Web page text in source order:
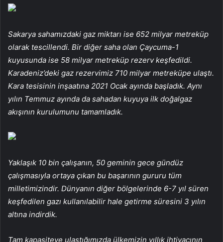
Sakarya sahamızdaki gaz miktarı ise 652 milyar metreküp
olarak tescillendi. Bir diğer saha olan Çaycuma-1
kuyusunda ise 58 milyar metreküp rezerv keşfedildi.
Karadeniz’deki gaz rezervimiz 710 milyar metreküpe ulaştı.
Kara tesisinin inşaatına 2021 Ocak ayında başladık. Aynı
yılın Temmuz ayında da sahadan kuyuya ilk doğalgaz
akışının kurulumunu tamamladık.
Yaklaşık 10 bin çalışanın, 50 geminin gece gündüz
çalışmasıyla ortaya çıkan bu başarının gururu tüm
milletimizindir. Dünyanın diğer bölgelerinde 6-7 yıl süren
keşfedilen gazı kullanılabilir hale getirme süresini 3 yılın
altına indirdik.
Tam kapasiteye ulaştığımızda ülkemizin yıllık ihtiyacının